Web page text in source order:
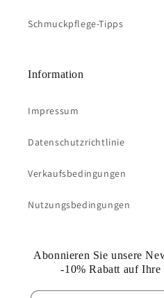
Schmuckpflege-Tipps
Information
Impressum
Datenschutzrichtlinie
Verkaufsbedingungen
Nutzungsbedingungen
Abonnieren Sie unsere
-10% Rabatt auf